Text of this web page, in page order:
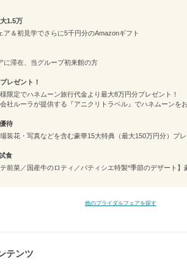
1.5万
ア＆初見学でさらに5千円分のAmazonギフト
に滞在、当グループ初来館の方
レゼント！
限定でハネムーン旅行代金より最大8万円分プレゼント！
社ルーラが提供する『アニクリトラベル』でハネムーンを
待
装花・写真などを含む豪華15大特典（最大150万円分）プ
食
前菜／国産牛のロティ／パティシエ特製*季節のデザート
他のブライダルフェアを探す
テンツ